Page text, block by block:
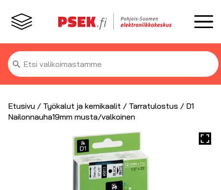
Etsi:
Etusivu / Työkalut ja kemikaalit / Tarratulostus / D1
Nailonnauha19mm musta/valkoinen